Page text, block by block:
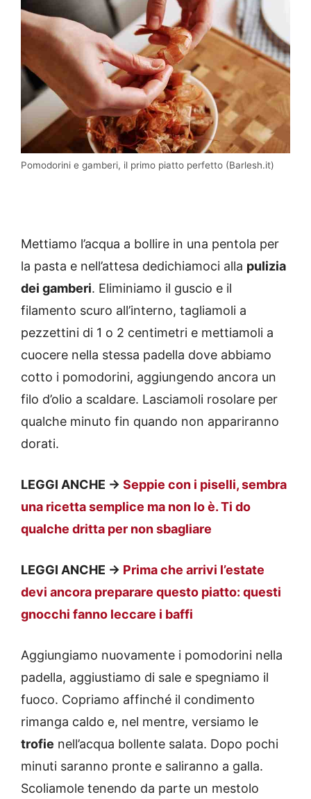
Pomodorini e gamberi, il primo piatto perfetto (Barlesh.it)
Mettiamo l’acqua a bollire in una pentola per
la pasta e nell’attesa dedichiamoci alla pulizia
dei gamberi. Eliminiamo il guscio e il
filamento scuro all’interno, tagliamoli a
pezzettini di 1 o 2 centimetri e mettiamoli a
cuocere nella stessa padella dove abbiamo
cotto i pomodorini, aggiungendo ancora un
filo d’olio a scaldare. Lasciamoli rosolare per
qualche minuto fin quando non appariranno
dorati.
LEGGI ANCHE -> Seppie con i piselli, sembra
una ricetta semplice ma non lo è. Ti do
qualche dritta per non sbagliare
LEGGI ANCHE -> Prima che arrivi l’estate
devi ancora preparare questo piatto: questi
gnocchi fanno leccare i baffi
Aggiungiamo nuovamente i pomodorini nella
padella, aggiustiamo di sale e spegniamo il
fuoco. Copriamo affinché il condimento
rimanga caldo e, nel mentre, versiamo le
trofie nell’acqua bollente salata. Dopo pochi
minuti saranno pronte e saliranno a galla.
Scoliamole tenendo da parte un mestolo